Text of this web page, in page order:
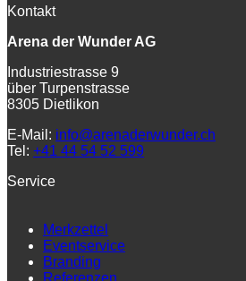
Kontakt
Arena der Wunder AG
Industriestrasse 9
über Turpenstrasse
8305 Dietlikon
E-Mail: info@arenaderwunder.ch
Tel: +41 44 54 52 599
Service
Merkzettel
Eventservice
Branding
Referenzen